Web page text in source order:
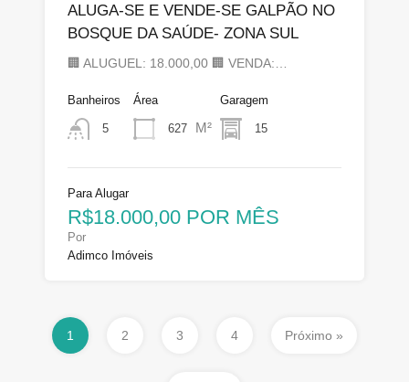
ALUGA-SE E VENDE-SE GALPÃO NO
BOSQUE DA SAÚDE- ZONA SUL
🏢 ALUGUEL: 18.000,00 🏢 VENDA:…
Banheiros
5
Área
627 M²
Garagem
15
Para Alugar
R$18.000,00 POR MÊS
Por
Adimco Imóveis
1 2 3 4 Próximo »